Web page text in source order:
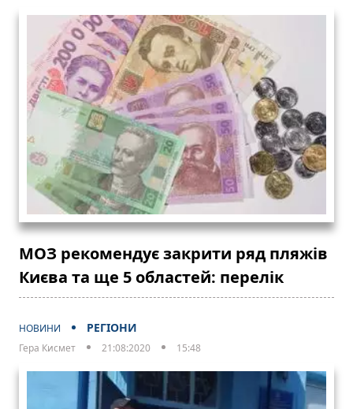
МОЗ рекомендує закрити ряд пляжів
Києва та ще 5 областей: перелік
НОВИНИ РЕГІОНИ
Гера Кисмет 21:08:2020 15:48